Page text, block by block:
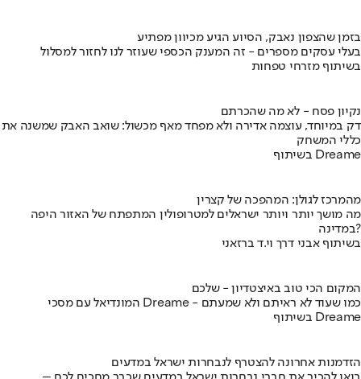
בזמן שהצפון נאבק, הסיוע הגיע מכיוון מפתיע
בעלי עסקים מספרים - זה המענק הכספי שעוזר לנו לחזור למסלול
בשיתוף מזרחי טפחות
נקיון פסח - לא מה שהכרתם
דק במיוחד, עוצמה אדירה ולא מפחד מאף מכשול: שואב האבק שמשנה את
כללי המשחק
בשיתוף Dreame
מהמרכז לגולן: המהפכה של קצרין
מה מושך יותר ויותר ישראלים למטרופולין המתפתח של האזור היפה
במדינה?
בשיתוף אבני דרך וי.ד ברזאני
המקום הכי טוב באיצטדיון - שלכם
המונדיאל עם מסכי Dreame - כמו שעוד לא ראיתם ולא שמעתם
בשיתוף Dreame
הזדמנות אחרונה להצטרף לנבחרות ישראל במדעים